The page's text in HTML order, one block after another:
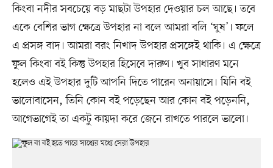
কিংবা নদীর সবচেয়ে বড় মাছটা উপহার দেওয়ার চল আছে। তবে
একে বেশির ভাগ ক্ষেত্রে উপহার না বলে আমরা বলি ‘ঘুষ’। ফলে
এ প্রসঙ্গ বাদ। আমরা বরং নিখাদ উপহার প্রসঙ্গেই থাকি। এ ক্ষেত্রে
ফুল কিংবা বই কিন্তু উপহার হিসেবে দারুণ। খুব সাধারণ মনে
হলেও এই উপহার দুটি আপনি দিতে পারেন অনায়াসে। যিনি বই
ভালোবাসেন, তিনি কোন বই পড়েছেন আর কোন বই পড়েননি,
আগেভাগেই তা একটু কায়দা করে জেনে রাখতে পারলে ভালো।